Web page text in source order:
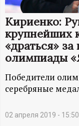
Й
Д
А
Н
Кириенко:
крупнейших
«драться»
олимпиады
Победители
серебряные
02 апреля 2019 - 15:50